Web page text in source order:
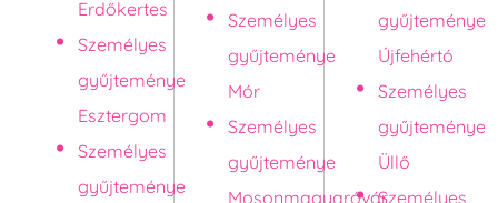
Erdőkertes
Személyes
gyűjteménye
Esztergom
Személyes
gyűjteménye
Személyes
gyűjteménye
Mór
Személyes
gyűjteménye
Mosonmagyaróvár
gyűjteménye
Újfehértó
Személyes
gyűjteménye
Üllő
Személyes